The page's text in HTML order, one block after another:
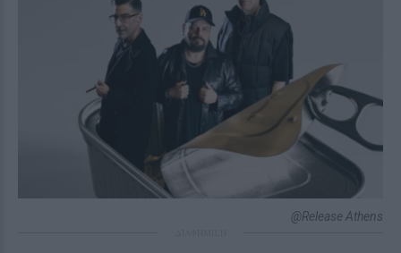
@Release Athens